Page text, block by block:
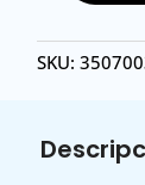
VALTIK
ANCHA
SKU: